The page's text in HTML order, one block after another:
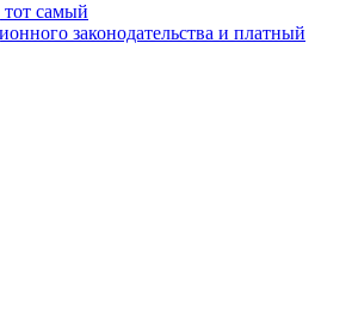
самый
законодательства и платный